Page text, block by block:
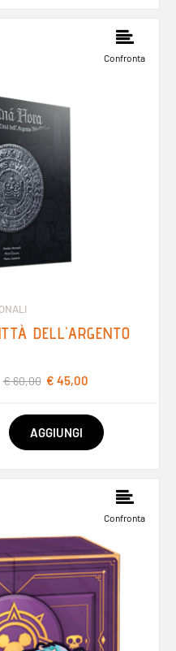
Confronta
DELL'ARGENTO
€ 60,00 € 45,00
AGGIUNGI
Confronta